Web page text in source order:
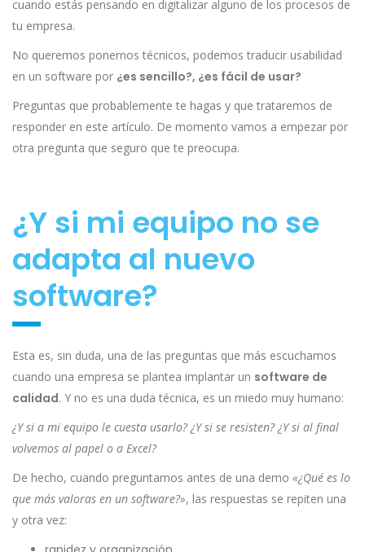
cuando estás pensando en digitalizar alguno de los procesos de
tu empresa.
No queremos ponernos técnicos, podemos traducir usabilidad
en un software por ¿es sencillo?, ¿es fácil de usar?
Preguntas que probablemente te hagas y que trataremos de
responder en este artículo. De momento vamos a empezar por
otra pregunta que seguro que te preocupa.
¿Y si mi equipo no se
adapta al nuevo
software?
Esta es, sin duda, una de las preguntas que más escuchamos
cuando una empresa se plantea implantar un software de
calidad. Y no es una duda técnica, es un miedo muy humano:
¿Y si a mi equipo le cuesta usarlo? ¿Y si se resisten? ¿Y si al final
volvemos al papel o a Excel?
De hecho, cuando preguntamos antes de una demo «¿Qué es lo
que más valoras en un software?», las respuestas se repiten una
y otra vez: